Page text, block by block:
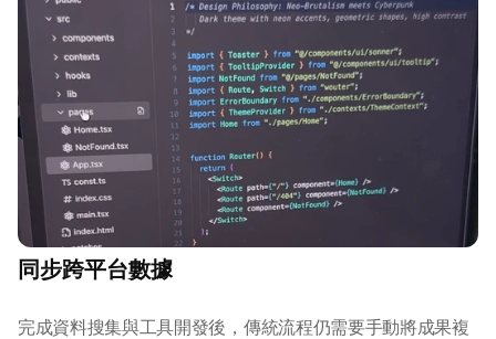
同步跨平台數據
完成資料搜集與工具開發後，傳統流程仍需要手動將成果複